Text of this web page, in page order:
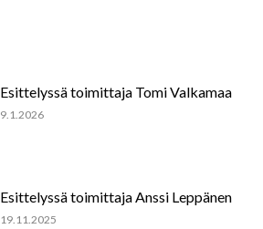
Esittelyssä toimittaja Tomi Valkamaa
9.1.2026
Esittelyssä toimittaja Anssi Leppänen
19.11.2025